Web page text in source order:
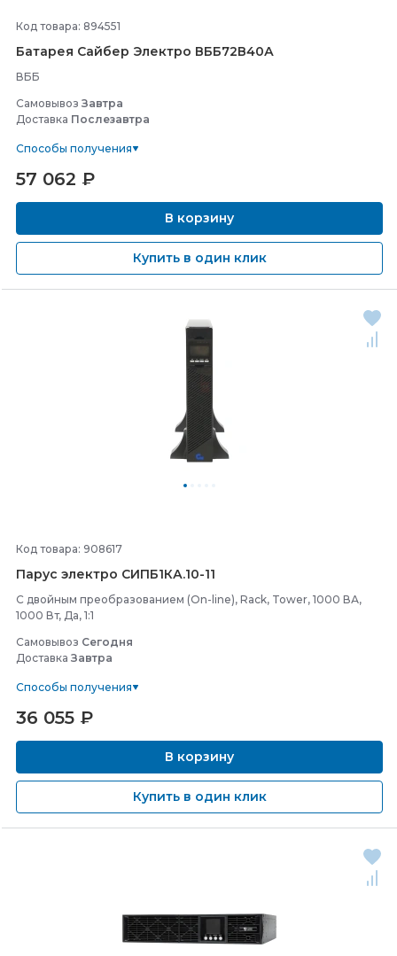
Код товара: 894551
Батарея Сайбер Электро ВББ72В40А
ВББ
Самовывоз Завтра
Доставка Послезавтра
Способы получения
57 062 ₽
В корзину
Купить в один клик
Код товара: 908617
Парус электро СИПБ1КА.10-11
С двойным преобразованием (On-line), Rack, Tower, 1000 ВА,
1000 Вт, Да, 1:1
Самовывоз Сегодня
Доставка Завтра
Способы получения
36 055 ₽
В корзину
Купить в один клик